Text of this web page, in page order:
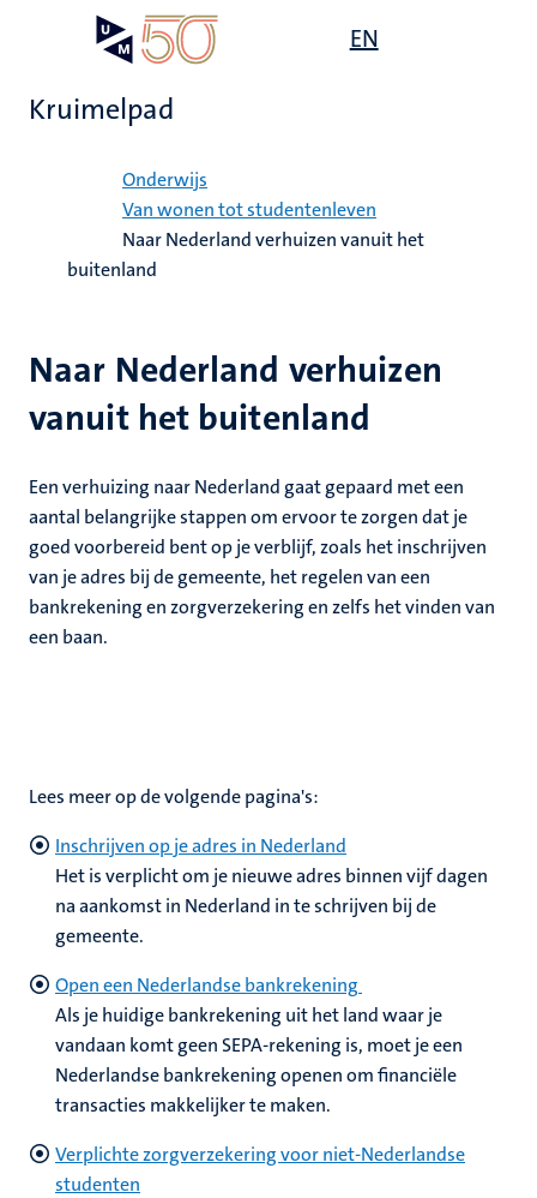
EN
Kruimelpad
Onderwijs
Van wonen tot studentenleven
Naar Nederland verhuizen vanuit het
buitenland
Naar Nederland verhuizen
vanuit het buitenland
Een verhuizing naar Nederland gaat gepaard met een
aantal belangrijke stappen om ervoor te zorgen dat je
goed voorbereid bent op je verblijf, zoals het inschrijven
van je adres bij de gemeente, het regelen van een
bankrekening en zorgverzekering en zelfs het vinden van
een baan.
Lees meer op de volgende pagina's:
Inschrijven op je adres in Nederland
Het is verplicht om je nieuwe adres binnen vijf dagen
na aankomst in Nederland in te schrijven bij de
gemeente.
Open een Nederlandse bankrekening
Als je huidige bankrekening uit het land waar je
vandaan komt geen SEPA-rekening is, moet je een
Nederlandse bankrekening openen om financiële
transacties makkelijker te maken.
Verplichte zorgverzekering voor niet-Nederlandse
studenten